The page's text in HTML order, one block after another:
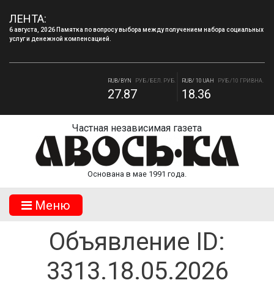
ЛЕНТА:
6 августа, 2026 Памятка по вопросу выбора между получением набора социальных
услуг и денежной компенсацией.
RUB/BYN РУБ./БЕЛ. РУБ.
27.87
RUB/ 10 UAH РУБ./10 ГРИВНА.
18.36
82.17 94.84
Частная независимая газета
Основана в мае 1991 года.
Mеню
Объявление ID:
3313.18.05.2026